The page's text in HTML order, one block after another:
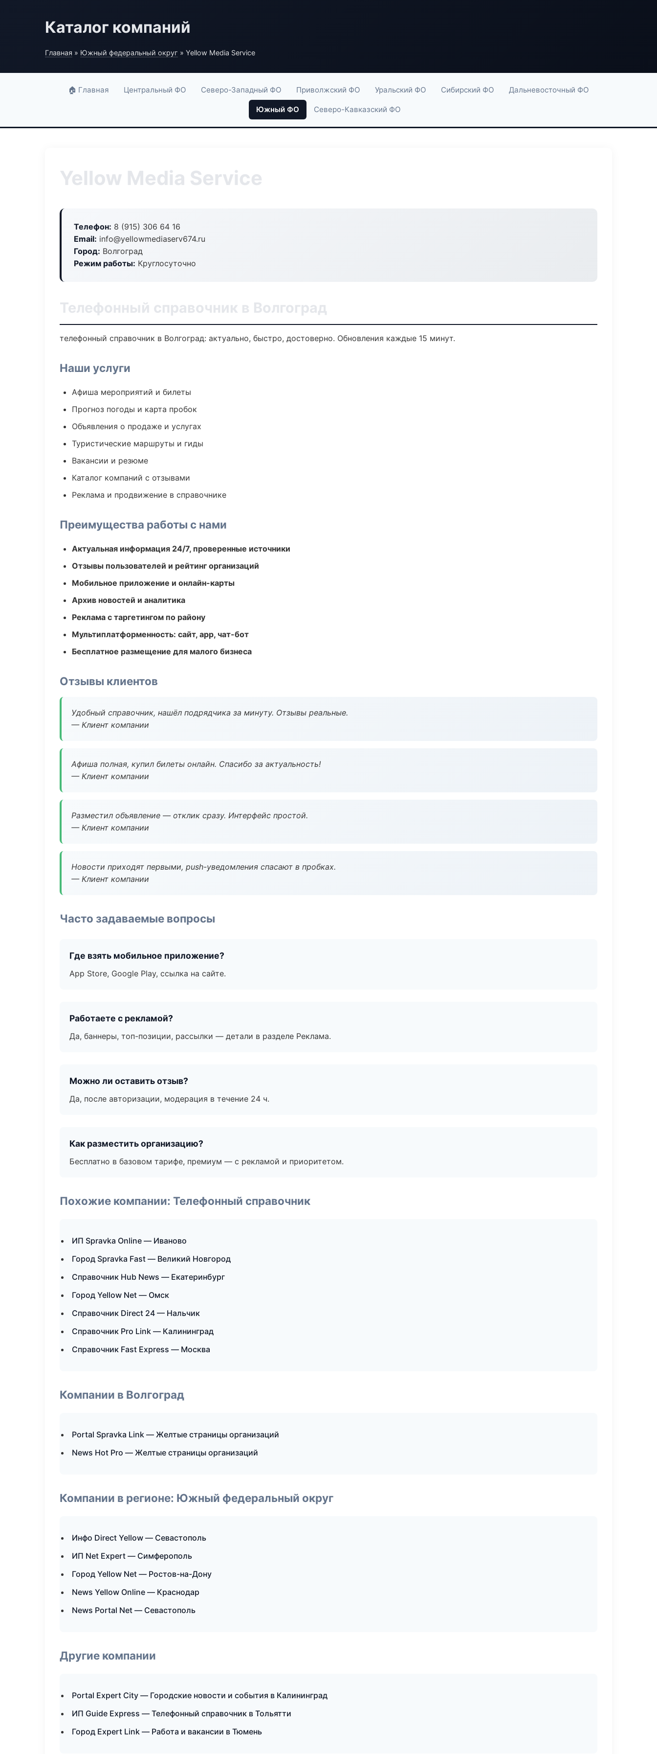
Каталог компаний
Главная » Южный федеральный округ » Yellow Media Service
🏠 Главная Центральный ФО Северо-Западный ФО Приволжский ФО Уральский ФО Сибирский ФО Дальневосточный ФО
Южный ФО Северо-Кавказский ФО
Yellow Media Service
Телефон: 8 (915) 306 64 16
Email: info@yellowmediaserv674.ru
Город: Волгоград
Режим работы: Круглосуточно
Телефонный справочник в Волгоград
телефонный справочник в Волгоград: актуально, быстро, достоверно. Обновления каждые 15 минут.
Наши услуги
Афиша мероприятий и билеты
Прогноз погоды и карта пробок
Объявления о продаже и услугах
Туристические маршруты и гиды
Вакансии и резюме
Каталог компаний с отзывами
Реклама и продвижение в справочнике
Преимущества работы с нами
Актуальная информация 24/7, проверенные источники
Отзывы пользователей и рейтинг организаций
Мобильное приложение и онлайн-карты
Архив новостей и аналитика
Реклама с таргетингом по району
Мультиплатформенность: сайт, app, чат-бот
Бесплатное размещение для малого бизнеса
Отзывы клиентов
Удобный справочник, нашёл подрядчика за минуту. Отзывы реальные.
— Клиент компании
Афиша полная, купил билеты онлайн. Спасибо за актуальность!
— Клиент компании
Разместил объявление — отклик сразу. Интерфейс простой.
— Клиент компании
Новости приходят первыми, push-уведомления спасают в пробках.
— Клиент компании
Часто задаваемые вопросы
Где взять мобильное приложение?
App Store, Google Play, ссылка на сайте.
Работаете с рекламой?
Да, баннеры, топ-позиции, рассылки — детали в разделе Реклама.
Можно ли оставить отзыв?
Да, после авторизации, модерация в течение 24 ч.
Как разместить организацию?
Бесплатно в базовом тарифе, премиум — с рекламой и приоритетом.
Похожие компании: Телефонный справочник
ИП Spravka Online — Иваново
Город Spravka Fast — Великий Новгород
Справочник Hub News — Екатеринбург
Город Yellow Net — Омск
Справочник Direct 24 — Нальчик
Справочник Pro Link — Калининград
Справочник Fast Express — Москва
Компании в Волгоград
Portal Spravka Link — Желтые страницы организаций
News Hot Pro — Желтые страницы организаций
Компании в регионе: Южный федеральный округ
Инфо Direct Yellow — Севастополь
ИП Net Expert — Симферополь
Город Yellow Net — Ростов-на-Дону
News Yellow Online — Краснодар
News Portal Net — Севастополь
Другие компании
Portal Expert City — Городские новости и события в Калининград
ИП Guide Express — Телефонный справочник в Тольятти
Город Expert Link — Работа и вакансии в Тюмень